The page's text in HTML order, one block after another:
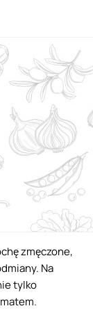
zmęczone,
Na
tylko